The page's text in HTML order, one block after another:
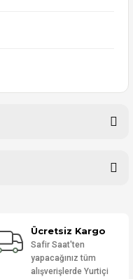
Ücretsiz Kargo
Safir Saat'ten
yapacağınız tüm
alışverişlerde Yurtiçi